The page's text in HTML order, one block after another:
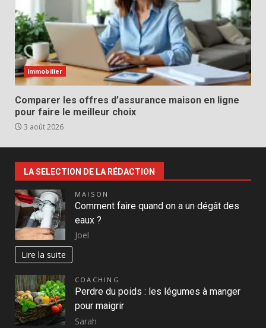
Immobilier
Comparer les offres d’assurance maison en ligne
pour faire le meilleur choix
3 août 2026
LA SELECTION DE LA RÉDACTION
MAISON
Comment faire quand on a un dégât des
eaux ?
Joel
Lire la suite
COACHING
Perdre du poids : les légumes à manger
pour maigrir
Sarah